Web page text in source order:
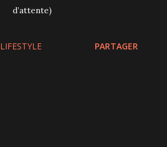
d’attente)
LIFESTYLE PARTAGER